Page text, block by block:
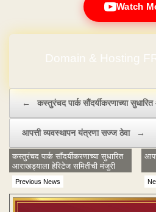
Watch
Domain & Hosting
← कस्तुरंचद पार्क सौंदर्यीकरणाच्या
आपत्ती व्यवस्थापन यंत्रणा सज्ज ठेवा →
Previous News
कस्तुरंचद पार्क सौंदर्यीकरणाच्या सुधारित
आराखड्याला हेरिटेज समितीची मंजुरी